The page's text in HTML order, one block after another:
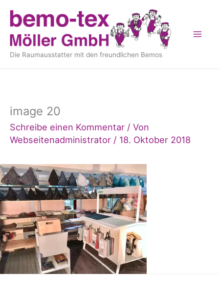
springen
Inhalt
springen
Die Raumausstatter mit den freundlichen Bemos
image 20
Schreibe einen Kommentar / Von
Webseitenadministrator / 18. Oktober 2018